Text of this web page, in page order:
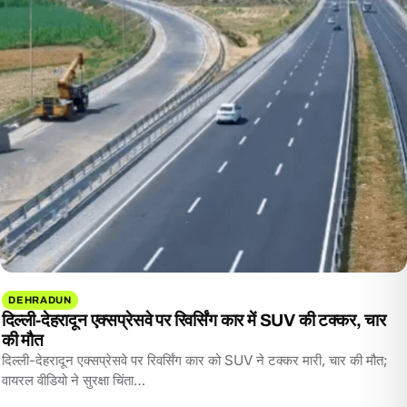
DEHRADUN
दिल्ली-देहरादून एक्सप्रेसवे पर रिवर्सिंग कार में SUV की टक्कर, चार
की मौत
दिल्ली-देहरादून एक्सप्रेसवे पर रिवर्सिंग कार को SUV ने टक्कर मारी, चार की मौत;
वायरल वीडियो ने सुरक्षा चिंता…